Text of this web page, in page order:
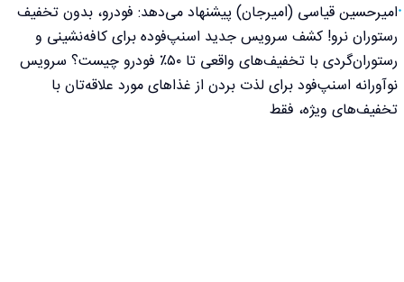
امیرحسین قیاسی (امیرجان) پیشنهاد می‌دهد: فودرو، بدون تخفیف
رستوران نرو! کشف سرویس جدید اسنپ‌فوده برای کافه‌نشینی و
رستوران‌گردی با تخفیف‌های واقعی تا ۵۰٪ فودرو چیست؟ سرویس
نوآورانه اسنپ‌فود برای لذت بردن از غذاهای مورد علاقه‌تان با
تخفیف‌های ویژه، فقط